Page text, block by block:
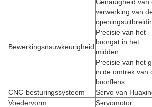
Bewerkingsnauwkeurigheid
Genauigheid van
verwerking van
Precisie van het
boorgat in het
midden
Precisie van het
in de omtrek van
boorflens
CNC-besturingssysteem
Servo van
Voedervorm
Servomotor